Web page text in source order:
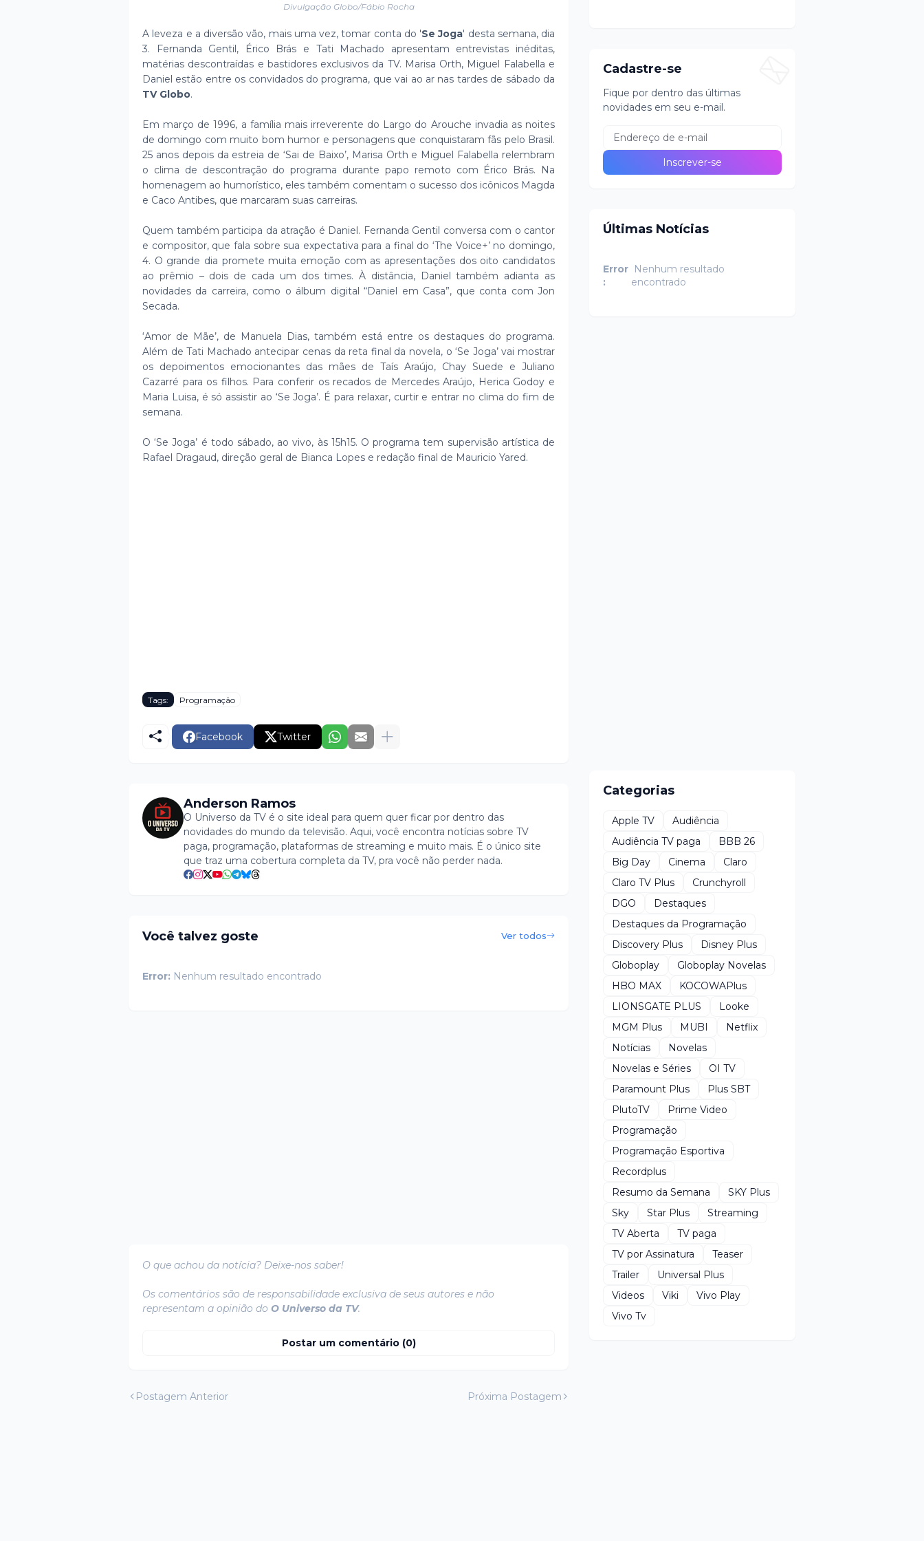
Divulgação Globo/Fábio Rocha
A leveza e a diversão vão, mais uma vez, tomar conta do 'Se Joga' desta semana, dia
3. Fernanda Gentil, Érico Brás e Tati Machado apresentam entrevistas inéditas,
matérias descontraídas e bastidores exclusivos da TV. Marisa Orth, Miguel Falabella e
Daniel estão entre os convidados do programa, que vai ao ar nas tardes de sábado da
TV Globo.
Em março de 1996, a família mais irreverente do Largo do Arouche invadia as noites
de domingo com muito bom humor e personagens que conquistaram fãs pelo Brasil.
25 anos depois da estreia de ‘Sai de Baixo’, Marisa Orth e Miguel Falabella relembram
o clima de descontração do programa durante papo remoto com Érico Brás. Na
homenagem ao humorístico, eles também comentam o sucesso dos icônicos Magda
e Caco Antibes, que marcaram suas carreiras.
Quem também participa da atração é Daniel. Fernanda Gentil conversa com o cantor
e compositor, que fala sobre sua expectativa para a final do ‘The Voice+’ no domingo,
4. O grande dia promete muita emoção com as apresentações dos oito candidatos
ao prêmio – dois de cada um dos times. À distância, Daniel também adianta as
novidades da carreira, como o álbum digital “Daniel em Casa”, que conta com Jon
Secada.
‘Amor de Mãe’, de Manuela Dias, também está entre os destaques do programa.
Além de Tati Machado antecipar cenas da reta final da novela, o ‘Se Joga’ vai mostrar
os depoimentos emocionantes das mães de Taís Araújo, Chay Suede e Juliano
Cazarré para os filhos. Para conferir os recados de Mercedes Araújo, Herica Godoy e
Maria Luisa, é só assistir ao ‘Se Joga’. É para relaxar, curtir e entrar no clima do fim de
semana.
O ‘Se Joga’ é todo sábado, ao vivo, às 15h15. O programa tem supervisão artística de
Rafael Dragaud, direção geral de Bianca Lopes e redação final de Mauricio Yared.
Tags: Programação
Facebook Twitter
Anderson Ramos
O Universo da TV é o site ideal para quem quer ficar por dentro das
novidades do mundo da televisão. Aqui, você encontra notícias sobre TV
paga, programação, plataformas de streaming e muito mais. É o único site
que traz uma cobertura completa da TV, pra você não perder nada.
Você talvez goste Ver todos
Error: Nenhum resultado encontrado
O que achou da notícia? Deixe-nos saber!
Os comentários são de responsabilidade exclusiva de seus autores e não
representam a opinião do O Universo da TV.
Postar um comentário (0)
Postagem Anterior Próxima Postagem
Cadastre-se
Fique por dentro das últimas
novidades em seu e-mail.
Últimas Notícias
Error
:
Nenhum resultado
encontrado
Categorias
Apple TV
Audiência
Audiência TV paga
BBB 26
Big Day
Cinema
Claro
Claro TV Plus
Crunchyroll
DGO
Destaques
Destaques da Programação
Discovery Plus
Disney Plus
Globoplay
Globoplay Novelas
HBO MAX
KOCOWAPlus
LIONSGATE PLUS
Looke
MGM Plus
MUBI
Netflix
Notícias
Novelas
Novelas e Séries
OI TV
Paramount Plus
Plus SBT
PlutoTV
Prime Video
Programação
Programação Esportiva
Recordplus
Resumo da Semana
SKY Plus
Sky
Star Plus
Streaming
TV Aberta
TV paga
TV por Assinatura
Teaser
Trailer
Universal Plus
Videos
Viki
Vivo Play
Vivo Tv